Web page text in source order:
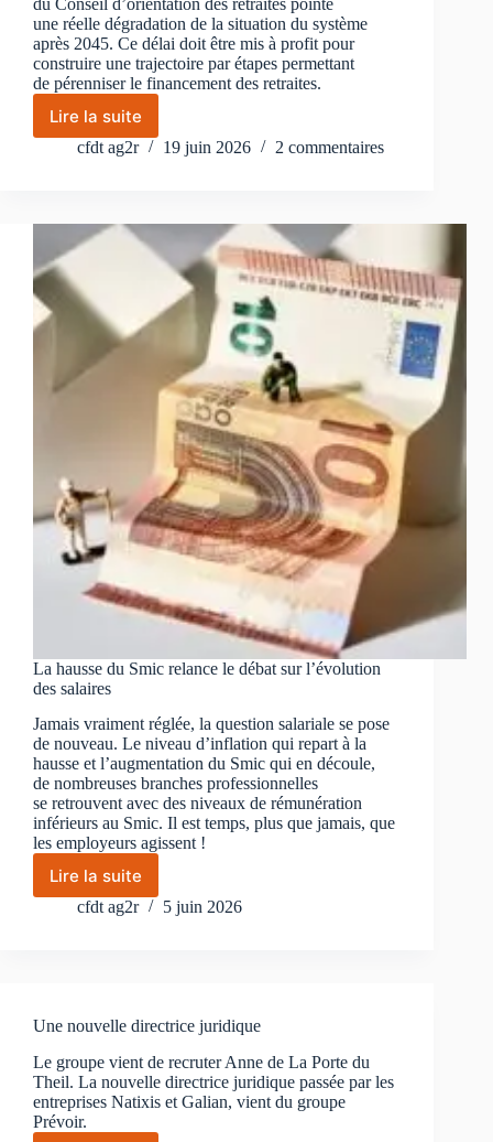
du Conseil d’orientation des retraites pointe
une réelle dégradation de la situation du système
après 2045. Ce délai doit être mis à profit pour
construire une trajectoire par étapes permettant
de pérenniser le financement des retraites.
Lire la suite
Dernier
Rapport
la
présidentielle
cfdt ag2r 19 juin 2026 2 commentaires
La hausse du Smic relance le débat sur l’évolution
des salaires
Jamais vraiment réglée, la question salariale se pose
de nouveau. Le niveau d’inflation qui repart à la
hausse et l’augmentation du Smic qui en découle,
de nombreuses branches professionnelles
se retrouvent avec des niveaux de rémunération
inférieurs au Smic. Il est temps, plus que jamais, que
les employeurs agissent !
Lire la suite
La
hausse
sur
l’évolution
des
salaires
cfdt ag2r 5 juin 2026
Une nouvelle directrice juridique
Le groupe vient de recruter Anne de La Porte du
Theil. La nouvelle directrice juridique passée par les
entreprises Natixis et Galian, vient du groupe
Prévoir.